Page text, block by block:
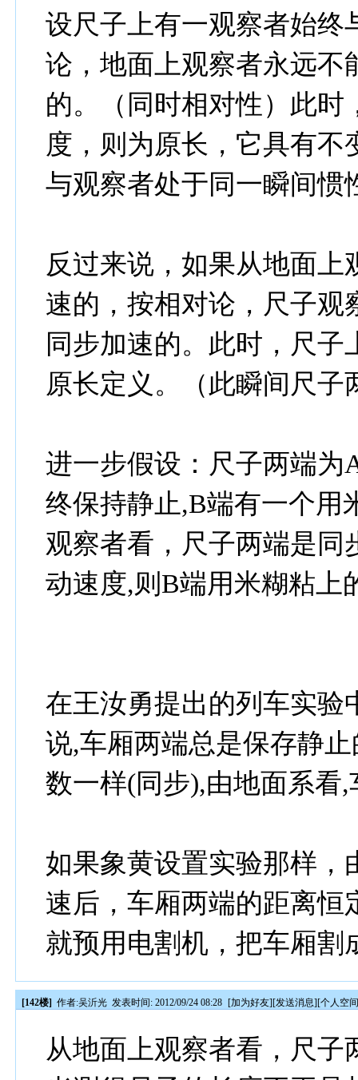
设尺子上有一观察者始终
论，地面上观察者永远不
的。（同时相对性）此时
度，则为原长，它具有
与观察者处于同一瞬间惯
反过来说，如果从地面
速的，按相对论，尺子观
同步加速的。此时，尺
原长定义。（此瞬间尺
进一步假设：尺子两端
终保持静止,B端有一个用
观察者看，尺子两端是同
动速度,则B端用米糊粘上
在王汝勇提出的列车实验
说,车厢两端总是保存静
数一样(同步),由地面系看
如果象黄设置实验那样，
速后，车厢两端的距离恒
就预用电割机，把车厢割
[142楼] 作者:吴沂光 发表时间: 2012/09/24 08:28 [加为好友][发送消息][个人空
从地面上观察者看，尺